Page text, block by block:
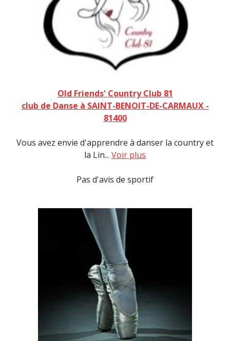
Old Friends' Country Club 81
club de Danse à SAINT-BENOIT-DE-CARMAUX -
81400
Vous avez envie d'apprendre à danser la country et
la Lin... Voir plus
Pas d'avis de sportif